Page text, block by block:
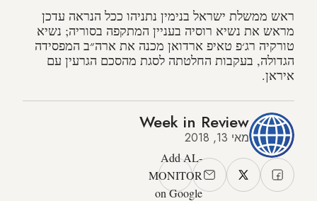
ראש ממשלת ישראל בנימין נתניהו ככל הנראה עדכן
מראש את נשיא רוסיה בעניין המתקפה בסוריה; נשיא
טורקיה רג׳פ טאיפ ארדואן מכנה את ארה״ב המפסידה
הגדולה, בעקבות החלטתה לסגת מהסכם הגרעין עם
איראן.
Week in Review
מאי 13, 2018
Add AL-
MONITOR
on Google